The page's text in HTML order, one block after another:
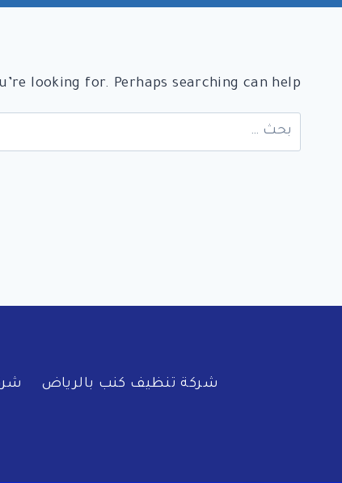
looking for. Perhaps searching can help.
البحث
عن:
شركة تنظيف كنب بالرياض